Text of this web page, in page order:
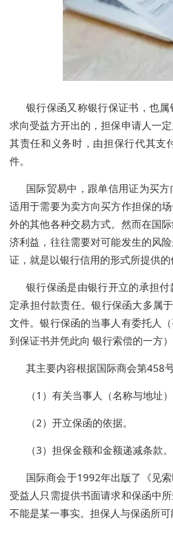
银行保函又称银行保证书，也
求向受益方开出的，担保申请人一
其责任和义务时，由担保行代其支
件。
国际贸易中，跟单信用证为买
适用于需要为卖方向买方作担保的
外的其他各种交易方式。然而在国
济利益，往往需要对可能发生的风
证，就是以银行信用的形式所提供的
银行保函是由银行开立的承担
定承担付款责任。银行保函大多属
文件。银行保函的当事人有委托人
到保证书并凭此向 银行索偿的一方
其主要内容根据国际商会第458
（1）有关当事人（名称与地址）
（2）开立保函的依据。
（3）担保金额和金额递减条款
国际商会于1992年出版了《见
受益人只需提供书面请求和保函中
不能是某一事实。担保人与保函所